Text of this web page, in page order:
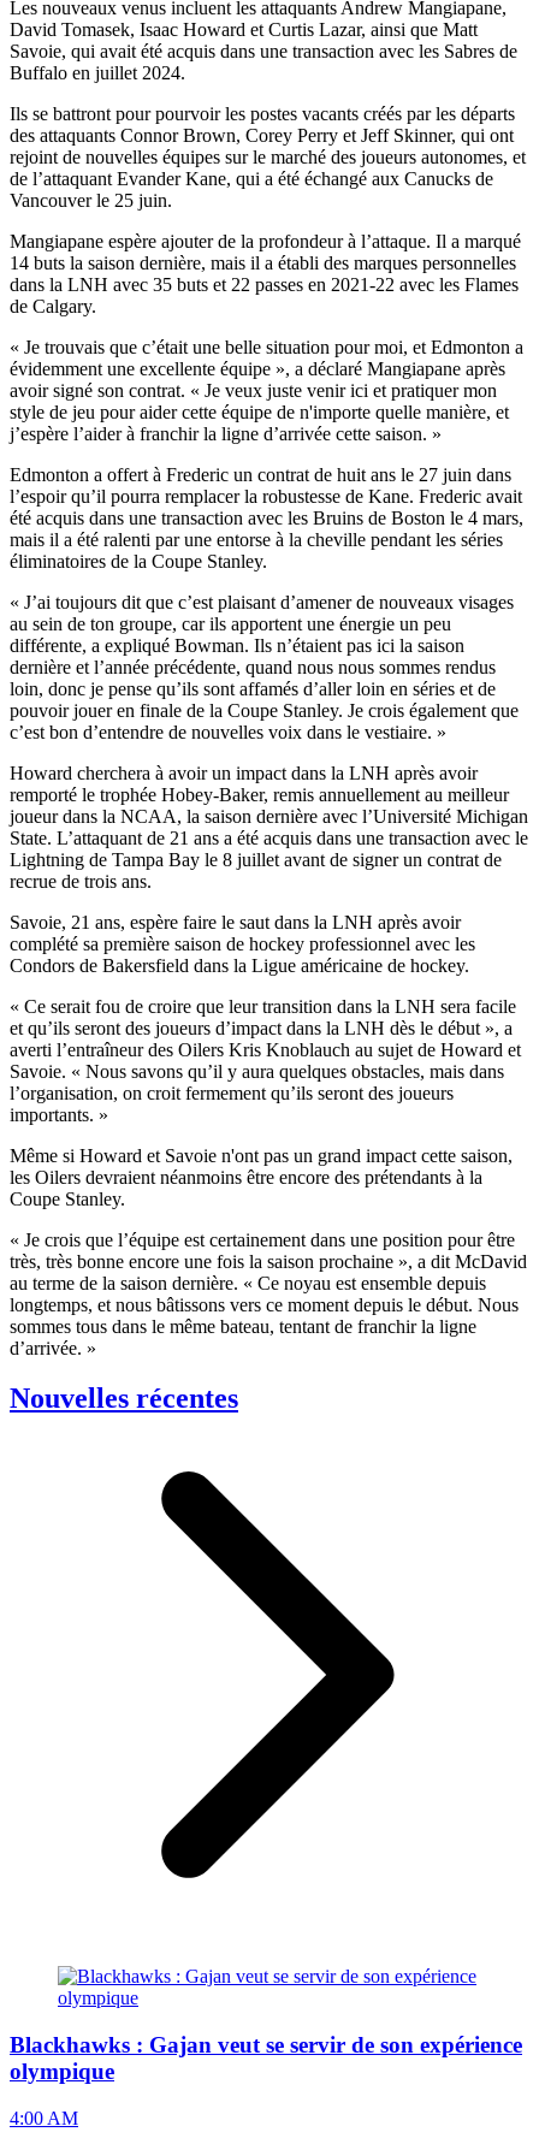
Les nouveaux venus incluent les attaquants Andrew Mangiapane,
David Tomasek, Isaac Howard et Curtis Lazar, ainsi que Matt
Savoie, qui avait été acquis dans une transaction avec les Sabres de
Buffalo en juillet 2024.
Ils se battront pour pourvoir les postes vacants créés par les départs
des attaquants Connor Brown, Corey Perry et Jeff Skinner, qui ont
rejoint de nouvelles équipes sur le marché des joueurs autonomes, et
de l’attaquant Evander Kane, qui a été échangé aux Canucks de
Vancouver le 25 juin.
Mangiapane espère ajouter de la profondeur à l’attaque. Il a marqué
14 buts la saison dernière, mais il a établi des marques personnelles
dans la LNH avec 35 buts et 22 passes en 2021-22 avec les Flames
de Calgary.
« Je trouvais que c’était une belle situation pour moi, et Edmonton a
évidemment une excellente équipe », a déclaré Mangiapane après
avoir signé son contrat. « Je veux juste venir ici et pratiquer mon
style de jeu pour aider cette équipe de n'importe quelle manière, et
j’espère l’aider à franchir la ligne d’arrivée cette saison. »
Edmonton a offert à Frederic un contrat de huit ans le 27 juin dans
l’espoir qu’il pourra remplacer la robustesse de Kane. Frederic avait
été acquis dans une transaction avec les Bruins de Boston le 4 mars,
mais il a été ralenti par une entorse à la cheville pendant les séries
éliminatoires de la Coupe Stanley.
« J’ai toujours dit que c’est plaisant d’amener de nouveaux visages
au sein de ton groupe, car ils apportent une énergie un peu
différente, a expliqué Bowman. Ils n’étaient pas ici la saison
dernière et l’année précédente, quand nous nous sommes rendus
loin, donc je pense qu’ils sont affamés d’aller loin en séries et de
pouvoir jouer en finale de la Coupe Stanley. Je crois également que
c’est bon d’entendre de nouvelles voix dans le vestiaire. »
Howard cherchera à avoir un impact dans la LNH après avoir
remporté le trophée Hobey-Baker, remis annuellement au meilleur
joueur dans la NCAA, la saison dernière avec l’Université Michigan
State. L’attaquant de 21 ans a été acquis dans une transaction avec le
Lightning de Tampa Bay le 8 juillet avant de signer un contrat de
recrue de trois ans.
Savoie, 21 ans, espère faire le saut dans la LNH après avoir
complété sa première saison de hockey professionnel avec les
Condors de Bakersfield dans la Ligue américaine de hockey.
« Ce serait fou de croire que leur transition dans la LNH sera facile
et qu’ils seront des joueurs d’impact dans la LNH dès le début », a
averti l’entraîneur des Oilers Kris Knoblauch au sujet de Howard et
Savoie. « Nous savons qu’il y aura quelques obstacles, mais dans
l’organisation, on croit fermement qu’ils seront des joueurs
importants. »
Même si Howard et Savoie n'ont pas un grand impact cette saison,
les Oilers devraient néanmoins être encore des prétendants à la
Coupe Stanley.
« Je crois que l’équipe est certainement dans une position pour être
très, très bonne encore une fois la saison prochaine », a dit McDavid
au terme de la saison dernière. « Ce noyau est ensemble depuis
longtemps, et nous bâtissons vers ce moment depuis le début. Nous
sommes tous dans le même bateau, tentant de franchir la ligne
d’arrivée. »
Nouvelles récentes
Blackhawks : Gajan veut se servir de son expérience
olympique
4:00 AM